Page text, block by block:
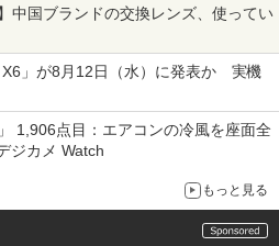
中国ブランドの交換レンズ、使ってい
」が8月12日（水）に発表か 実機
1,906点目：エアコンの冷風を座面全
ジカメ Watch
もっと見る